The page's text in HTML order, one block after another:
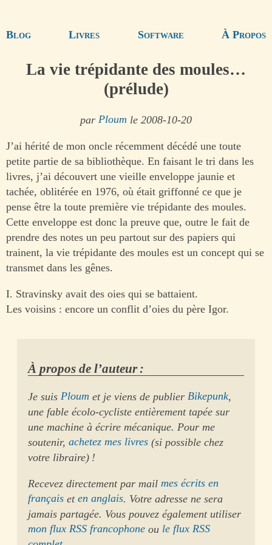
Blog Livres Software À Propos
La vie trépidante des moules…
(prélude)
par Ploum le 2008-10-20
J’ai hérité de mon oncle récemment décédé une toute
petite partie de sa bibliothèque. En faisant le tri dans les
livres, j’ai découvert une vieille enveloppe jaunie et
tachée, oblitérée en 1976, où était griffonné ce que je
pense être la toute première vie trépidante des moules.
Cette enveloppe est donc la preuve que, outre le fait de
prendre des notes un peu partout sur des papiers qui
trainent, la vie trépidante des moules est un concept qui se
transmet dans les gênes.
I. Stravinsky avait des oies qui se battaient.
Les voisins : encore un conflit d’oies du père Igor.
À propos de l’auteur :
Je suisPloum et je viens de publierBikepunk,
une fable écolo-cycliste entièrement tapée sur
une machine à écrire mécanique. Pour me
soutenir,achetez mes livres (si possible chez
votre libraire) !
Recevez directement par mailmes écrits en
français eten anglais. Votre adresse ne sera
jamais partagée. Vous pouvez également utiliser
mon flux RSS francophone ou le flux RSS